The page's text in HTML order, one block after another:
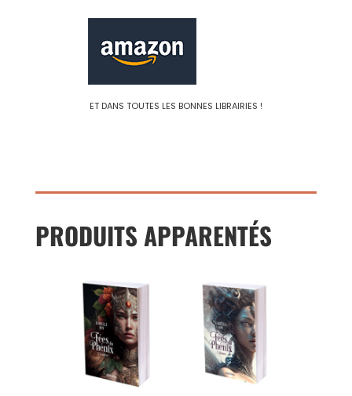
ET DANS TOUTES LES BONNES LIBRAIRIES !
PRODUITS APPARENTÉS